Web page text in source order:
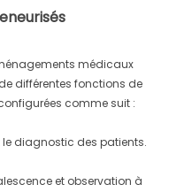
médicaux
différentes fonctions de
comme suit :
diagnostic des patients.
et observation à